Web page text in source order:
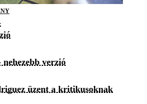
verzió
üzent a kritikusoknak